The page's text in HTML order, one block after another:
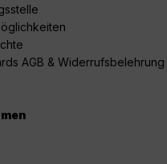
AGB & Widerrufsbelehrung